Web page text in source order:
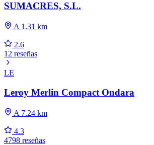
SUMACRES, S.L.
A 1.31 km
2.6
12 reseñas
LE
Leroy Merlin Compact Ondara
A 7.24 km
4.3
4798 reseñas